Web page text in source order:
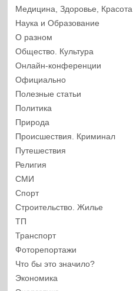
Медицина, Здоровье, Красота
Наука и Образование
О разном
Общество. Культура
Онлайн-конференции
Официально
Полезные статьи
Политика
Природа
Происшествия. Криминал
Путешествия
Религия
СМИ
Спорт
Строительство. Жилье
ТП
Транспорт
Фоторепортажи
Что бы это значило?
Экономика